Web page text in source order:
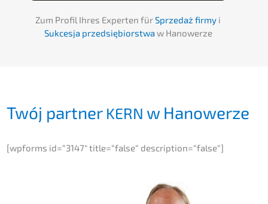
Zum Profil Ihres Exper­ten fürSprze­daż firmy i
Sukces­ja przedsię­bi­orst­waw Hanowerze
Twój partner KERN w Hanowerze
[wpforms id=“3147″ title=“false“ description=“false“]